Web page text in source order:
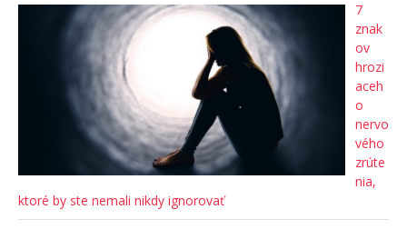
7
znak
ov
hrozi
aceh
o
nervo
vého
zrúte
nia,
ktoré by ste nemali nikdy ignorovať